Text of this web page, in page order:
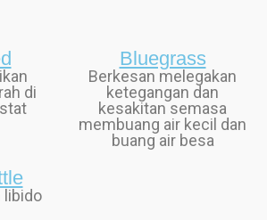
di
libido
Bluegrass
Berkesan melegakan
ketegangan dan
kesakitan semasa
membuang air kecil dan
buang air besa